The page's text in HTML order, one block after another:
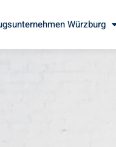
Würzburg